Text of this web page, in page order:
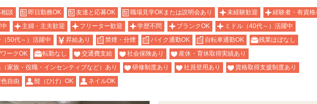
談 即日勤務OK 友達と応募OK 職場見学OKまたは説明会あり 未経験歓迎
経験者・有資格
主婦・主夫歓迎 フリーター歓迎 学歴不問 ブランクOK
ミドル（40代～）活躍中
50代～）活躍中
昇給あり 禁煙・分煙 バイク通勤OK 自転車通勤OK
残業ほぼなし
ークOK
転勤なし 交通費支給 社会保険あり
産休・育休取得実績あり
家族・役職・インセンティブなど）あり
研修制度あり 社員登用あり
資格取得支援制度あり
自由
髭（ひげ）OK ネイルOK